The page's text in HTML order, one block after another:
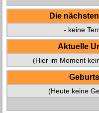
Die
- keine
Aktuelle
(Hier im Moment
(Heute keine